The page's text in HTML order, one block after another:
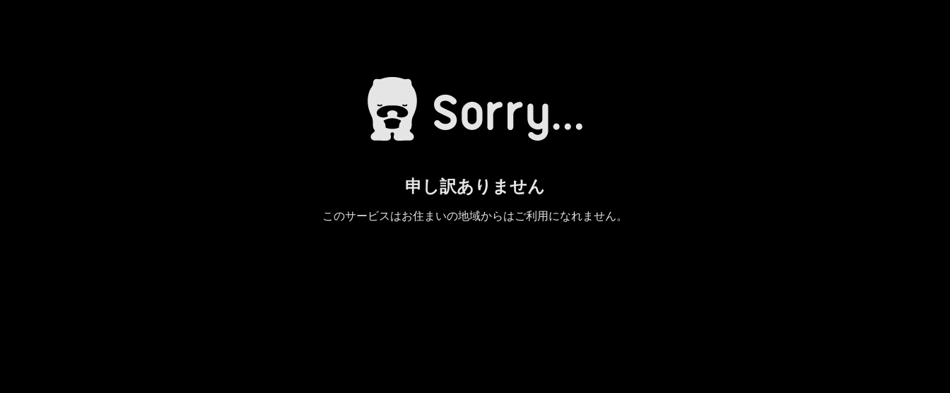
申し訳ありません
このサービスはお住まいの地域からはご利用になれません。